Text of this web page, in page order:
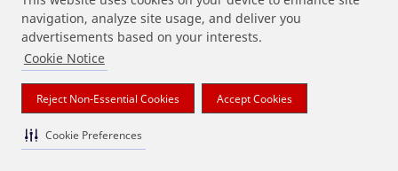
navigation, analyze site usage, and deliver you
advertisements based on your interests.
Cookie Notice
Reject Non-Essential Cookies Accept Cookies
Cookie Preferences